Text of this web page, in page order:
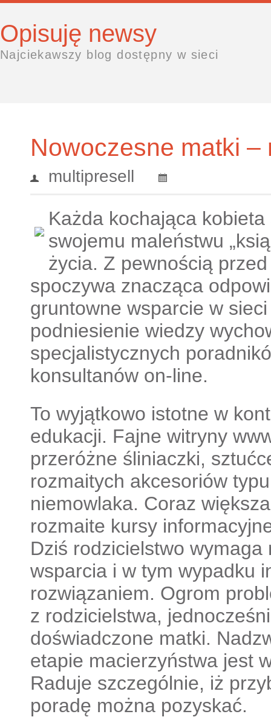
Opisuję newsy
Najciekawszy blog dostępny w sieci
Nowoczesne matki –
multipresell
Każda kochająca
swojemu maleństwu
życia. Z pewnością
spoczywa znacząca
gruntowne wsparcie w
podniesienie wiedzy
specjalistycznych
konsultanów on-line.
To wyjątkowo istotne w
edukacji. Fajne witryny
przeróżne śliniaczki,
rozmaitych akcesoriów
niemowlaka. Coraz
rozmaite kursy
Dziś rodzicielstwo wymaga
wsparcia i w tym wypadku
rozwiązaniem. Ogrom
z rodzicielstwa,
doświadczone matki.
etapie macierzyństwa jest
Raduje szczególnie, iż
poradę można pozyskać.